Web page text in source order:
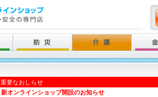
重要なおしらせ
新オンラインショップ開設のお知らせ